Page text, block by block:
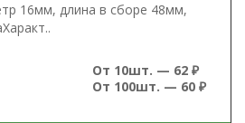
16мм, длина в сборе 48мм,
От 10шт. — 62 ₽
От 100шт. — 60 ₽